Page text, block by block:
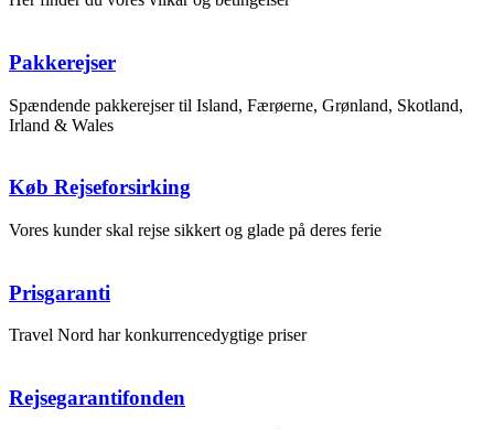
Pakkerejser
Spændende pakkerejser til Island, Færøerne, Grønland, Skotland,
Irland & Wales
Køb Rejseforsirking
Vores kunder skal rejse sikkert og glade på deres ferie
Prisgaranti
Travel Nord har konkurrencedygtige priser
Rejsegarantifonden